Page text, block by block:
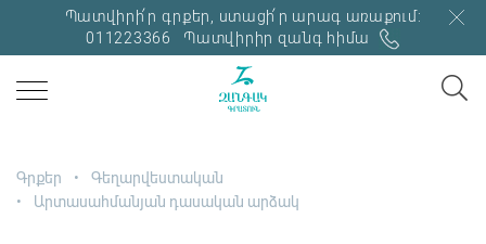
Պատվիրի՛ր գրքեր, ստացի՛ր արագ առաքում:
011223366
Պատվիրիր զանգ հիմա
Գրքեր
Գեղարվեստական
Արտասահմանյան դասական արձակ